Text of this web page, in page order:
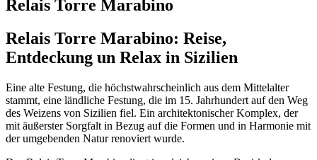
Relais Torre Marabino
Relais Torre Marabino: Reise,
Entdeckung un Relax in Sizilien
Eine alte Festung, die höchstwahrscheinlich aus dem Mittelalter
stammt, eine ländliche Festung, die im 15. Jahrhundert auf den Weg
des Weizens von Sizilien fiel. Ein architektonischer Komplex, der
mit äußerster Sorgfalt in Bezug auf die Formen und in Harmonie mit
der umgebenden Natur renoviert wurde.